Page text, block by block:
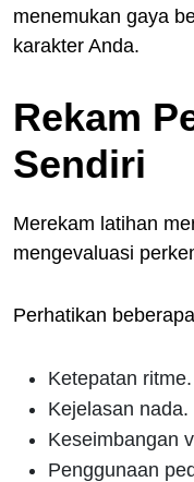
menemukan gaya
karakter Anda.
Rekam
Sendiri
Merekam latihan
mengevaluasi
Perhatikan
Ketepatan ritme.
Kejelasan nada.
Keseimbangan
Penggunaan